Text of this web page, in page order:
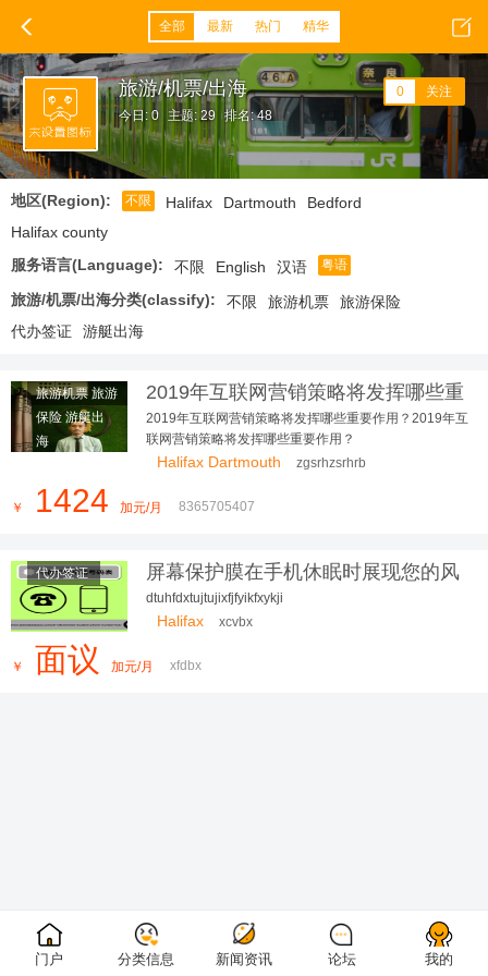
全部 最新 热门 精华
旅游/机票/出海
今日: 0 主题: 29 排名: 48
0 关注
门户 分类信息 新闻资讯 论坛 我的
地区(Region): 不限 Halifax Dartmouth
Bedford
Halifax county
服务语言(Language):
不限 English 汉语 粤语
旅游/机票/出海分类(classify): 不限 旅游机票
旅游保险
代办签证
游艇出海
旅游机票 旅游
保险 游艇出
海
2019年互联网营销策略将发挥哪些重
要作用？
2019年互联网营销策略将发挥哪些重要作用？2019年互
联网营销策略将发挥哪些重要作用？
Halifax Dartmouth zgsrhzsrhrb
￥ 1424 加元/月 8365705407
代办签证
屏幕保护膜在手机休眠时展现您的风
格
dtuhfdxtujtujixfjfyikfxykji
Halifax xcvbx
￥ 面议 加元/月 xfdbx